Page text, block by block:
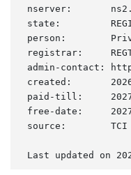
nserver:
state:
person:
registrar:
admin-contact:
created:
paid-till:     2027-
free-date:
source:        TCI
Last updated on